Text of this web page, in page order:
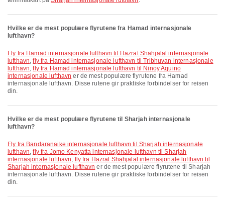
Hvilke er de mest populære flyrutene fra Hamad internasjonale
lufthavn?
fly fra Hamad internasjonale lufthavn til Hazrat Shahjalal internasjonale
lufthavn,fly fra Hamad internasjonale lufthavn til Tribhuvan internasjonale
lufthavn,fly fra Hamad internasjonale lufthavn til Ninoy Aquino
internasjonale lufthavn er de mest populære flyrutene fra Hamad
internasjonale lufthavn. Disse rutene gir praktiske forbindelser for reisen
din.
Hvilke er de mest populære flyrutene til Sharjah internasjonale
lufthavn?
fly fra Bandaranaike internasjonale lufthavn til Sharjah internasjonale
lufthavn,fly fra Jomo Kenyatta internasjonale lufthavn til Sharjah
internasjonale lufthavn, fly fra Hazrat Shahjalal internasjonale lufthavn til
Sharjah internasjonale lufthavn er de mest populære flyrutene til Sharjah
internasjonale lufthavn. Disse rutene gir praktiske forbindelser for reisen
din.